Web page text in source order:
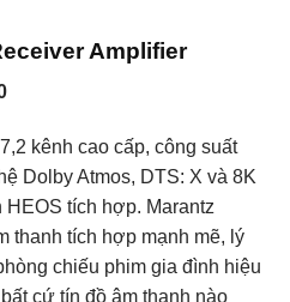
Amplifier
kênh cao cấp, công suất
Dolby Atmos, DTS: X và 8K
tích hợp. Marantz
thanh tích hợp mạnh mẽ, lý
chiếu phim gia đình hiệu
cứ tín đồ âm thanh nào